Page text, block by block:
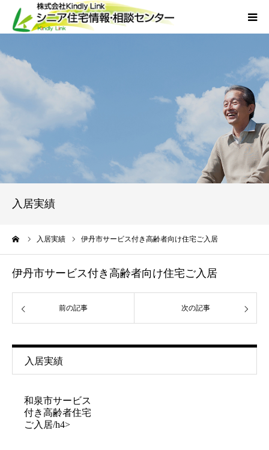
入居実績
入居実績 伊丹市サービス付き高齢者向け住宅ご入居
伊丹市サービス付き高齢者向け住宅ご入居
前の記事 次の記事
入居実績
和泉市サービス
付き高齢者住宅
ご入居/h4>
当社について
外国人人材採用
お問い合わせ